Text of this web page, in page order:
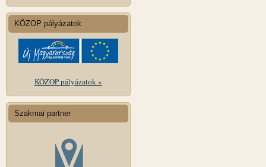
KÖZOP pályázatok
KÖZOP pályázatok »
Szakmai partner